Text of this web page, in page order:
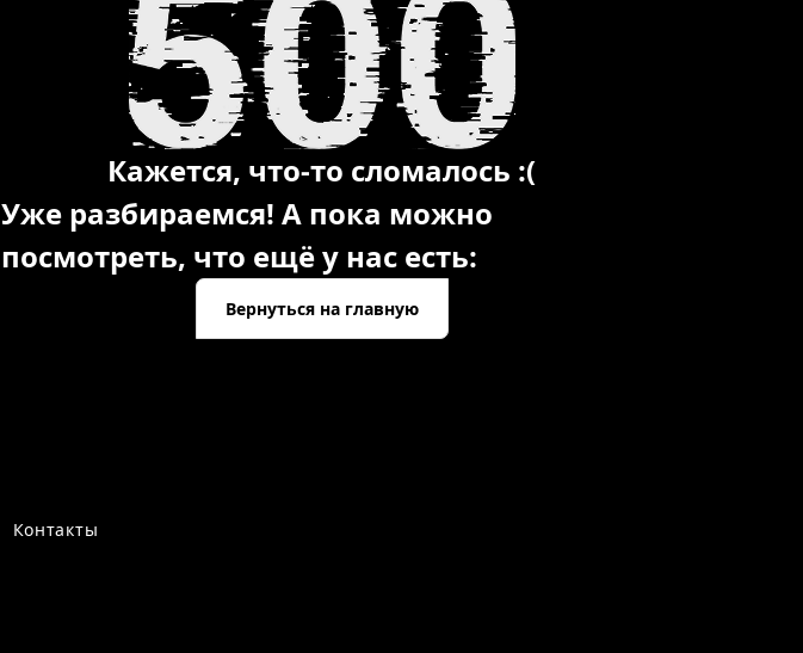
Кажется, что-то сломалось :(
Уже разбираемся! А пока можно
посмотреть, что ещё у нас есть:
Вернуться на главную
Контакты